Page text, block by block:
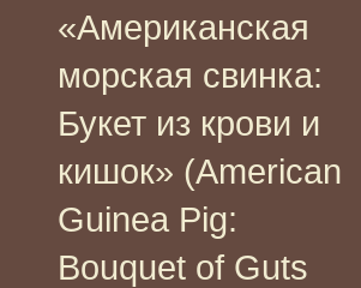
«Американская
морская свинка:
Букет из крови и
кишок» (American
Guinea Pig:
Bouquet of Guts